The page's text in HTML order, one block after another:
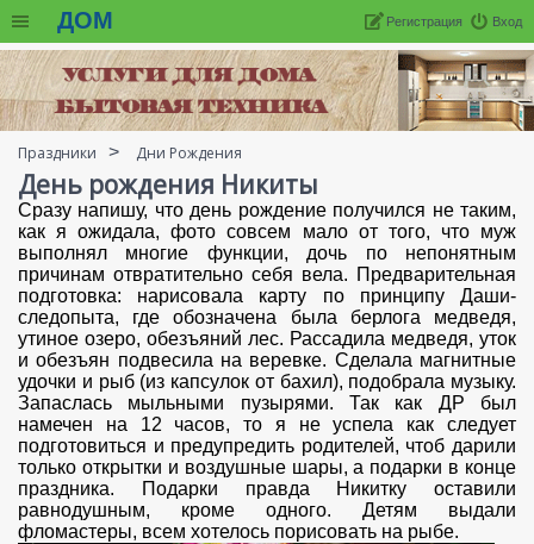
ДОМ Вход
Регистрация
Праздники Дни Рождения
День рождения Никиты
Сразу напишу, что день рождение получился не таким,
как я ожидала, фото совсем мало от того, что муж
выполнял многие функции, дочь по непонятным
причинам отвратительно себя вела. Предварительная
подготовка: нарисовала карту по принципу Даши-
следопыта, где обозначена была берлога медведя,
утиное озеро, обезъяний лес. Рассадила медведя, уток
и обезъян подвесила на веревке. Сделала магнитные
удочки и рыб (из капсулок от бахил), подобрала музыку.
Запаслась мыльными пузырями. Так как ДР был
намечен на 12 часов, то я не успела как следует
подготовиться и предупредить родителей, чтоб дарили
только открытки и воздушные шары, а подарки в конце
праздника. Подарки правда Никитку оставили
равнодушным, кроме одного. Детям выдали
фломастеры, всем хотелось порисовать на рыбе.